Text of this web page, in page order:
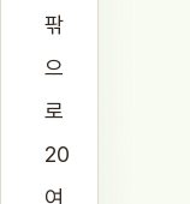
팎
으
로
20
여